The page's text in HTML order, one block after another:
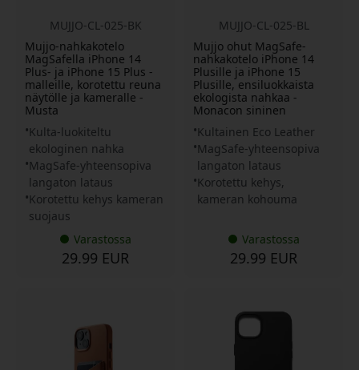
MUJJO-CL-025-BK
Mujjo-nahkakotelo
MagSafella iPhone 14
Plus- ja iPhone 15 Plus -
malleille, korotettu reuna
näytölle ja kameralle -
Musta
Kulta-luokiteltu
ekologinen nahka
MagSafe-yhteensopiva
langaton lataus
Korotettu kehys kameran
suojaus
Varastossa
29.99 EUR
MUJJO-CL-025-BL
Mujjo ohut MagSafe-
nahkakotelo iPhone 14
Plusille ja iPhone 15
Plusille, ensiluokkaista
ekologista nahkaa -
Monacon sininen
Kultainen Eco Leather
MagSafe-yhteensopiva
langaton lataus
Korotettu kehys,
kameran kohouma
Varastossa
29.99 EUR